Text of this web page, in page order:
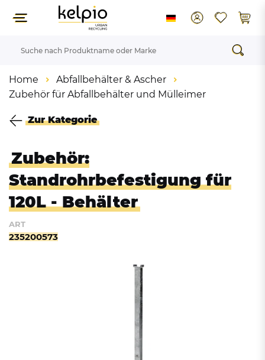
Home
Abfallbehälter & Ascher
Zubehör für Abfallbehälter und Mülleimer
Zur Kategorie
Zubehör:
Standrohrbefestigung für
120L - Behälter
ART
235200573